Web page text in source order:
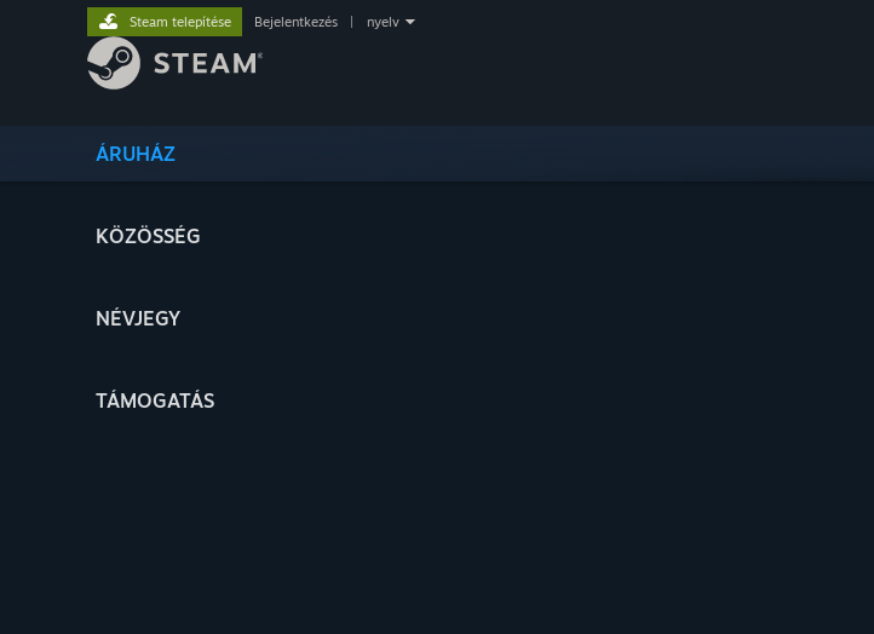
ÁRUHÁZ
KÖZÖSSÉG
NÉVJEGY
TÁMOGATÁS
Steam telepítése Bejelentkezés nyelv